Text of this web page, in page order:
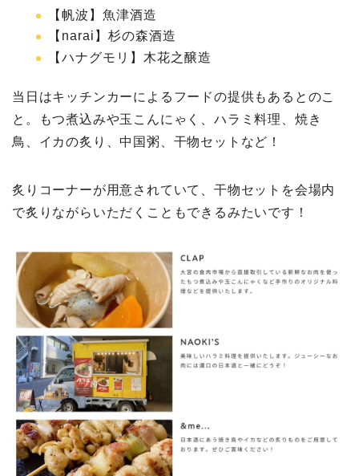
【帆波】魚津酒造
【narai】杉の森酒造
【ハナグモリ】木花之醸造
当日はキッチンカーによるフードの提供もあるとのこ
と。もつ煮込みや玉こんにゃく、ハラミ料理、焼き
鳥、イカの炙り、中国粥、干物セットなど！
炙りコーナーが用意されていて、干物セットを会場内
で炙りながらいただくこともできるみたいです！